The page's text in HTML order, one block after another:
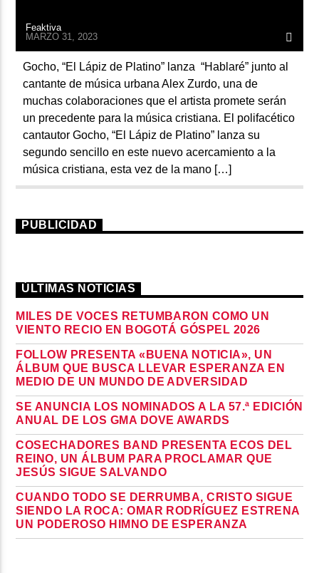
Feaktiva
MARZO 31, 2023
Gocho, “El Lápiz de Platino” lanza “Hablaré” junto al
cantante de música urbana Alex Zurdo, una de
muchas colaboraciones que el artista promete serán
un precedente para la música cristiana. El polifacético
cantautor Gocho, “El Lápiz de Platino” lanza su
segundo sencillo en este nuevo acercamiento a la
música cristiana, esta vez de la mano […]
PUBLICIDAD
ÚLTIMAS NOTICIAS
MILES DE VOCES RETUMBARON COMO UN
VIENTO RECIO EN BOGOTÁ GÓSPEL 2026
FOLLOW PRESENTA «BUENA NOTICIA», UN
ÁLBUM QUE BUSCA LLEVAR ESPERANZA EN
MEDIO DE UN MUNDO DE ADVERSIDAD
SE ANUNCIA LOS NOMINADOS A LA 57.ª EDICIÓN
ANUAL DE LOS GMA DOVE AWARDS
COSECHADORES BAND PRESENTA ECOS DEL
REINO, UN ÁLBUM PARA PROCLAMAR QUE
JESÚS SIGUE SALVANDO
CUANDO TODO SE DERRUMBA, CRISTO SIGUE
SIENDO LA ROCA: OMAR RODRÍGUEZ ESTRENA
UN PODEROSO HIMNO DE ESPERANZA